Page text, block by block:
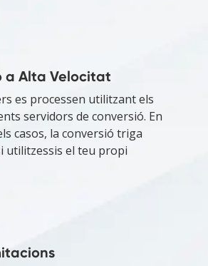
a Alta Velocitat
es processen utilitzant els
servidors de conversió. En
casos, la conversió triga
utilitzessis el teu propi